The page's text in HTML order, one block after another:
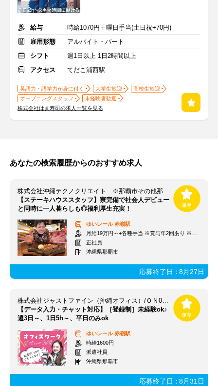
給与
時給1070円＋曜日手当(土日祝+70円)
雇用形態
アルバイト・パート
シフト
週1日以上 1日2時間以上
アクセス
てだこ浦西駅
英語力・語学力が身に付く 大学生歓迎
高校生歓迎
オープニングスタッフ
未経験者歓迎
株式会社はま寿司の求人一覧を見る
あなたの検索履歴からのおすすめ求人
株式会社沖縄テクノクリエイト ※那覇市その他那覇市エリア
【ステーキハウススタッフ】寮完備で社会人デビュー
と同時に一人暮らしも◎福利厚生充実！
ゆいレール赤嶺駅
月給19万円～+各種手当 ※賞与年2回あり ※残業代別途支給
正社員
沖縄県那覇市
応募終了日：8月27日
株式会社ジャストファイン（沖縄オフィス）/ＯＮ0001
【データ入力・チャット対応】［登録制］未経験ok♪
週3日～、1日5h～、平日のみok
ゆいレール赤嶺駅
時給1600円
派遣社員
沖縄県那覇市
応募終了日：8月31日